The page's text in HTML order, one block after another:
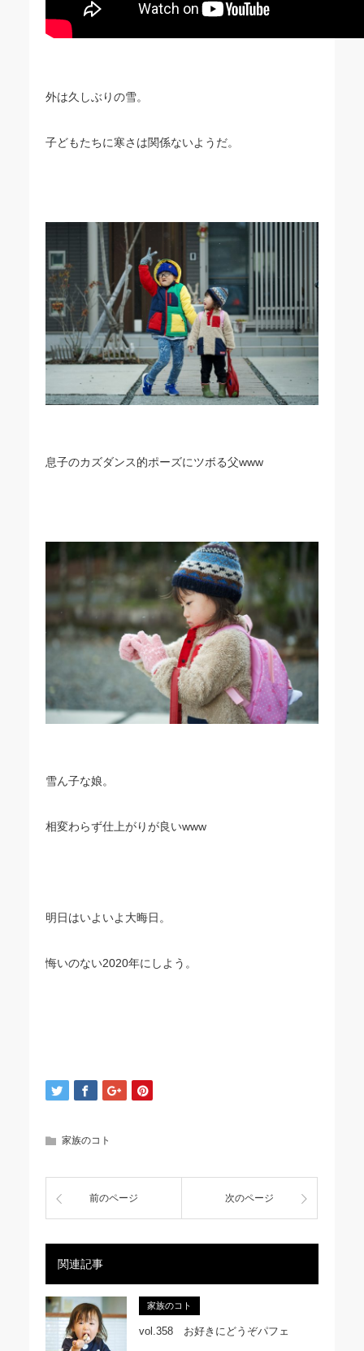
外は久しぶりの雪。
子どもたちに寒さは関係ないようだ。
息子のカズダンス的ポーズにツボる父www
雪ん子な娘。
相変わらず仕上がりが良いwww
明日はいよいよ大晦日。
悔いのない2020年にしよう。
家族のコト
前のページ 次のページ
関連記事
家族のコト
vol.358 お好きにどうぞパフェ